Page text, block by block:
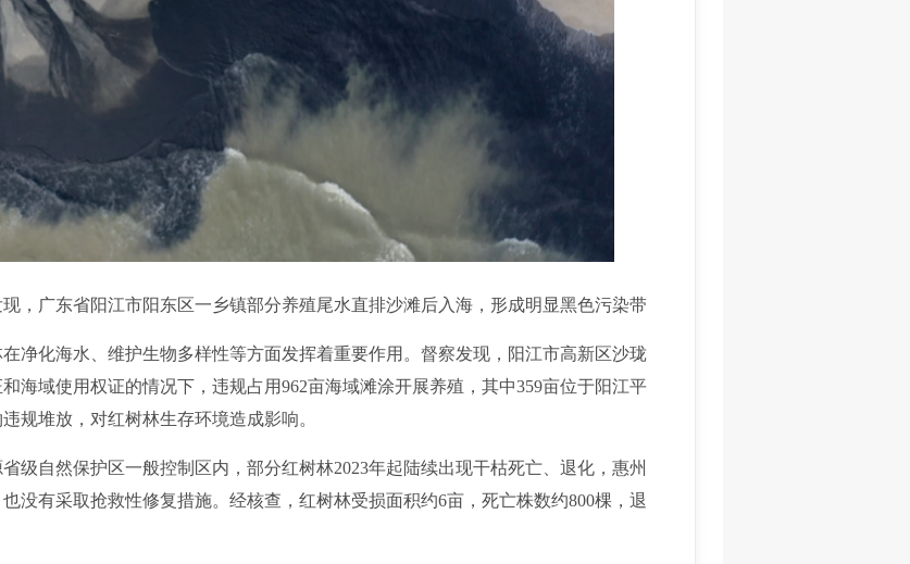
，广东省阳江市阳东区一乡镇部分养殖尾水直排沙滩后入海，形成明显黑色污染带
化海水、维护生物多样性等方面发挥着重要作用。督察发现，阳江市高新区沙珑
海域使用权证的情况下，违规占用962亩海域滩涂开展养殖，其中359亩位于阳江平
规堆放，对红树林生存环境造成影响。
自然保护区一般控制区内，部分红树林2023年起陆续出现干枯死亡、退化，惠州
没有采取抢救性修复措施。经核查，红树林受损面积约6亩，死亡株数约800棵，退